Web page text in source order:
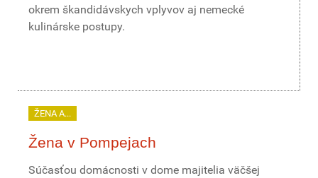
okrem škandidávskych vplyvov aj nemecké
kulinárske postupy.
ŽENA A...
Žena v Pompejach
Súčasťou domácnosti v dome majitelia väčšej